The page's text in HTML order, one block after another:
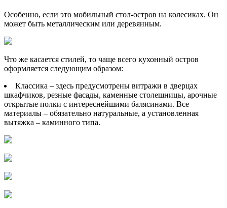
Особенно, если это мобильный стол-остров на колесиках. Он
может быть металлическим или деревянным.
Что же касается стилей, то чаще всего кухонный остров
оформляется следующим образом:
Классика – здесь предусмотрены витражи в дверцах
шкафчиков, резные фасады, каменные столешницы, арочные
открытые полки с интереснейшими балясинами. Все
материалы – обязательно натуральные, а установленная
вытяжка – каминного типа.